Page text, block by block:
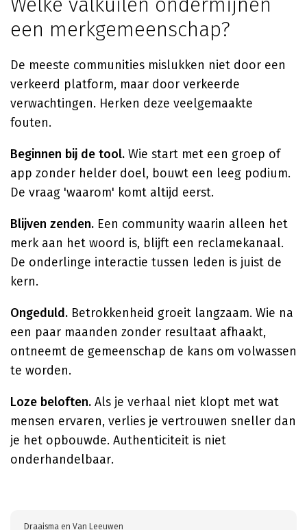
een merkgemeenschap?
De meeste communities mislukken niet door een
verkeerd platform, maar door verkeerde
verwachtingen. Herken deze veelgemaakte
fouten.
Beginnen bij de tool. Wie start met een groep of
app zonder helder doel, bouwt een leeg podium.
De vraag 'waarom' komt altijd eerst.
Blijven zenden. Een community waarin alleen het
merk aan het woord is, blijft een reclamekanaal.
De onderlinge interactie tussen leden is juist de
kern.
Ongeduld. Betrokkenheid groeit langzaam. Wie na
een paar maanden zonder resultaat afhaakt,
ontneemt de gemeenschap de kans om volwassen
te worden.
Loze beloften. Als je verhaal niet klopt met wat
mensen ervaren, verlies je vertrouwen sneller dan
je het opbouwde. Authenticiteit is niet
onderhandelbaar.
Draaisma en Van Leeuwen